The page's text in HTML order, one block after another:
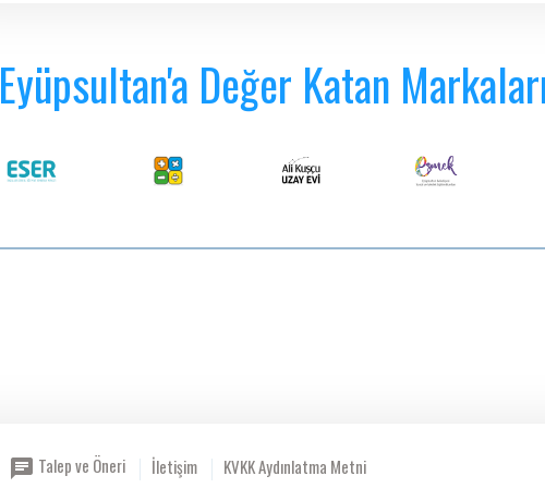
Eyüpsultan'a Değer Katan
Talep ve Öneri İletişim KVKK Aydınlatma Metni